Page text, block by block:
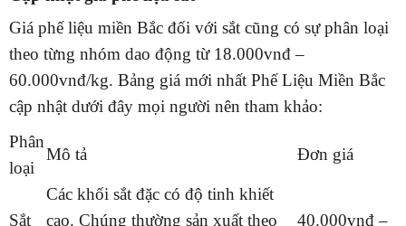
Giá phế liệu miền Bắc đối với sắt cũng có sự phân loại
theo từng nhóm dao động từ 18.000vnđ –
60.000vnđ/kg. Bảng giá mới nhất Phế Liệu Miền Bắc
cập nhật dưới đây mọi người nên tham khảo:
Phân
loại
Mô tả Đơn giá
Sắt
Các khối sắt đặc có độ tinh khiết
cao. Chúng thường sản xuất theo
40.000vnđ –